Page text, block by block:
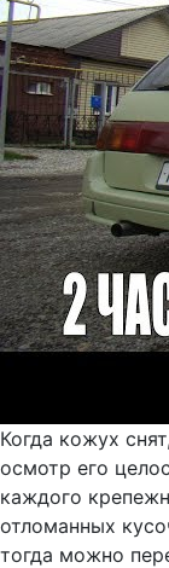
Когда кожух
осмотр его
каждого
отломанных
тогда можно